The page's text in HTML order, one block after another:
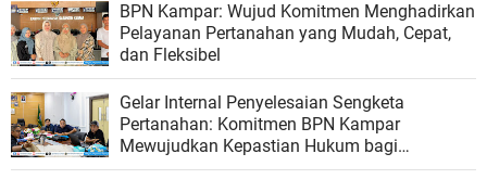
BPN Kampar: Wujud Komitmen Menghadirkan
Pelayanan Pertanahan yang Mudah, Cepat,
dan Fleksibel
Gelar Internal Penyelesaian Sengketa
Pertanahan: Komitmen BPN Kampar
Mewujudkan Kepastian Hukum bagi
Masyarakat